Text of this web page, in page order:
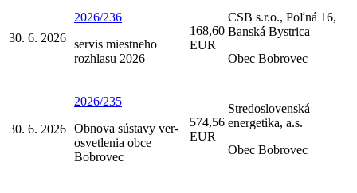
30. 6. 2026
2026/236
servis miestneho
rozhlasu 2026
168,60
EUR
CSB s.r.o., Poľná 16,
Banská Bystrica
Obec Bobrovec
30. 6. 2026
2026/235
Obnova sústavy ver-
osvetlenia obce
Bobrovec
574,56
EUR
Stredoslovenská
energetika, a.s.
Obec Bobrovec